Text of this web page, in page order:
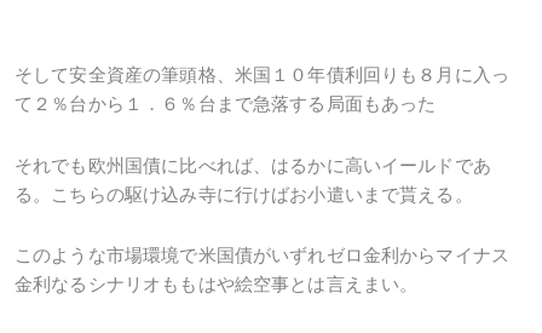
そして安全資産の筆頭格、米国１０年債利回りも８月に入っ
て２％台から１．６％台まで急落する局面もあった
それでも欧州国債に比べれば、はるかに高いイールドであ
る。こちらの駆け込み寺に行けばお小遣いまで貰える。
このような市場環境で米国債がいずれゼロ金利からマイナス
金利なるシナリオももはや絵空事とは言えまい。